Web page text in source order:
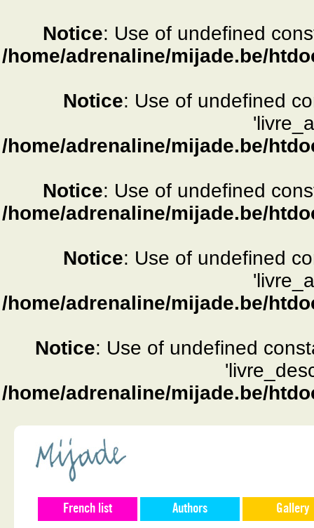
Notice: Use of undefined
/home/adrenaline/mijade.be/
Notice: Use of undefined
/home/adrenaline/mijade.be/
Notice: Use of undefined
/home/adrenaline/mijade.be/
Notice: Use of undefined
/home/adrenaline/mijade.be/
Notice: Use of undefined
/home/adrenaline/mijade.be/
French list Authors Gallery